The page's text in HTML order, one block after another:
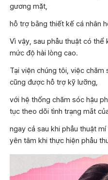
gương mặt,
hỗ trợ bằng thiết kế cá nhân
Vì vậy, sau phẫu thuật có
mức độ hài lòng cao.
Tại viện chúng tôi, việc chăm
cũng được hỗ trợ kỹ lưỡng,
với hệ thống chăm sóc hậu
tục theo dõi tình trạng mắt
ngay cả sau khi phẫu thuật
yên tâm khi thực hiện phẫu